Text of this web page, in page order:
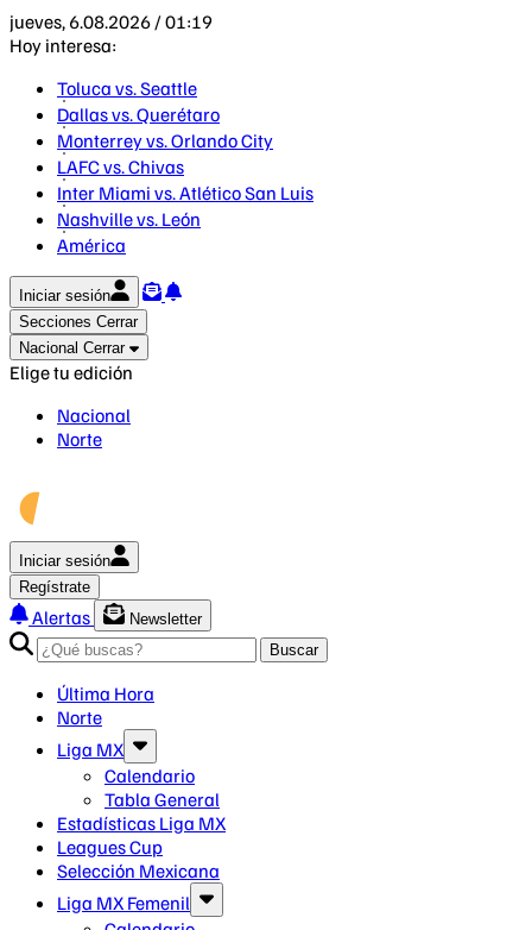
jueves, 6.08.2026 / 01:19
Hoy interesa:
Toluca vs. Seattle
Dallas vs. Querétaro
Monterrey vs. Orlando City
LAFC vs. Chivas
Inter Miami vs. Atlético San Luis
Nashville vs. León
América
Iniciar sesión
Secciones Cerrar
Nacional Cerrar
Elige tu edición
Nacional
Norte
Iniciar sesión
Regístrate
Alertas
Newsletter
Buscar
Última Hora
Norte
Liga MX
Calendario
Tabla General
Estadísticas Liga MX
Leagues Cup
Selección Mexicana
Liga MX Femenil